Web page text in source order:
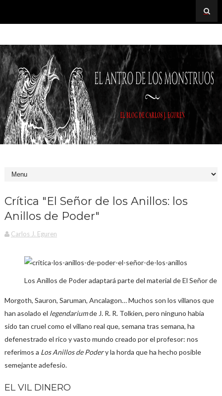
Crítica "El Señor de los Anillos: los
Anillos de Poder"
Carlos J. Eguren
Los Anillos de Poder adaptará parte del material de El Señor de
Morgoth, Sauron, Saruman, Ancalagon… Muchos son los villanos que
han asolado el legendariumde J. R. R. Tolkien, pero ninguno había
sido tan cruel como el villano real que, semana tras semana, ha
defenestrado el rico y vasto mundo creado por el profesor: nos
referimos a Los Anillos de Podery la horda que ha hecho posible
semejante adefesio.
EL VIL DINERO